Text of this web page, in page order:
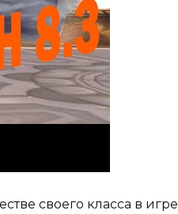
своего класса в игре